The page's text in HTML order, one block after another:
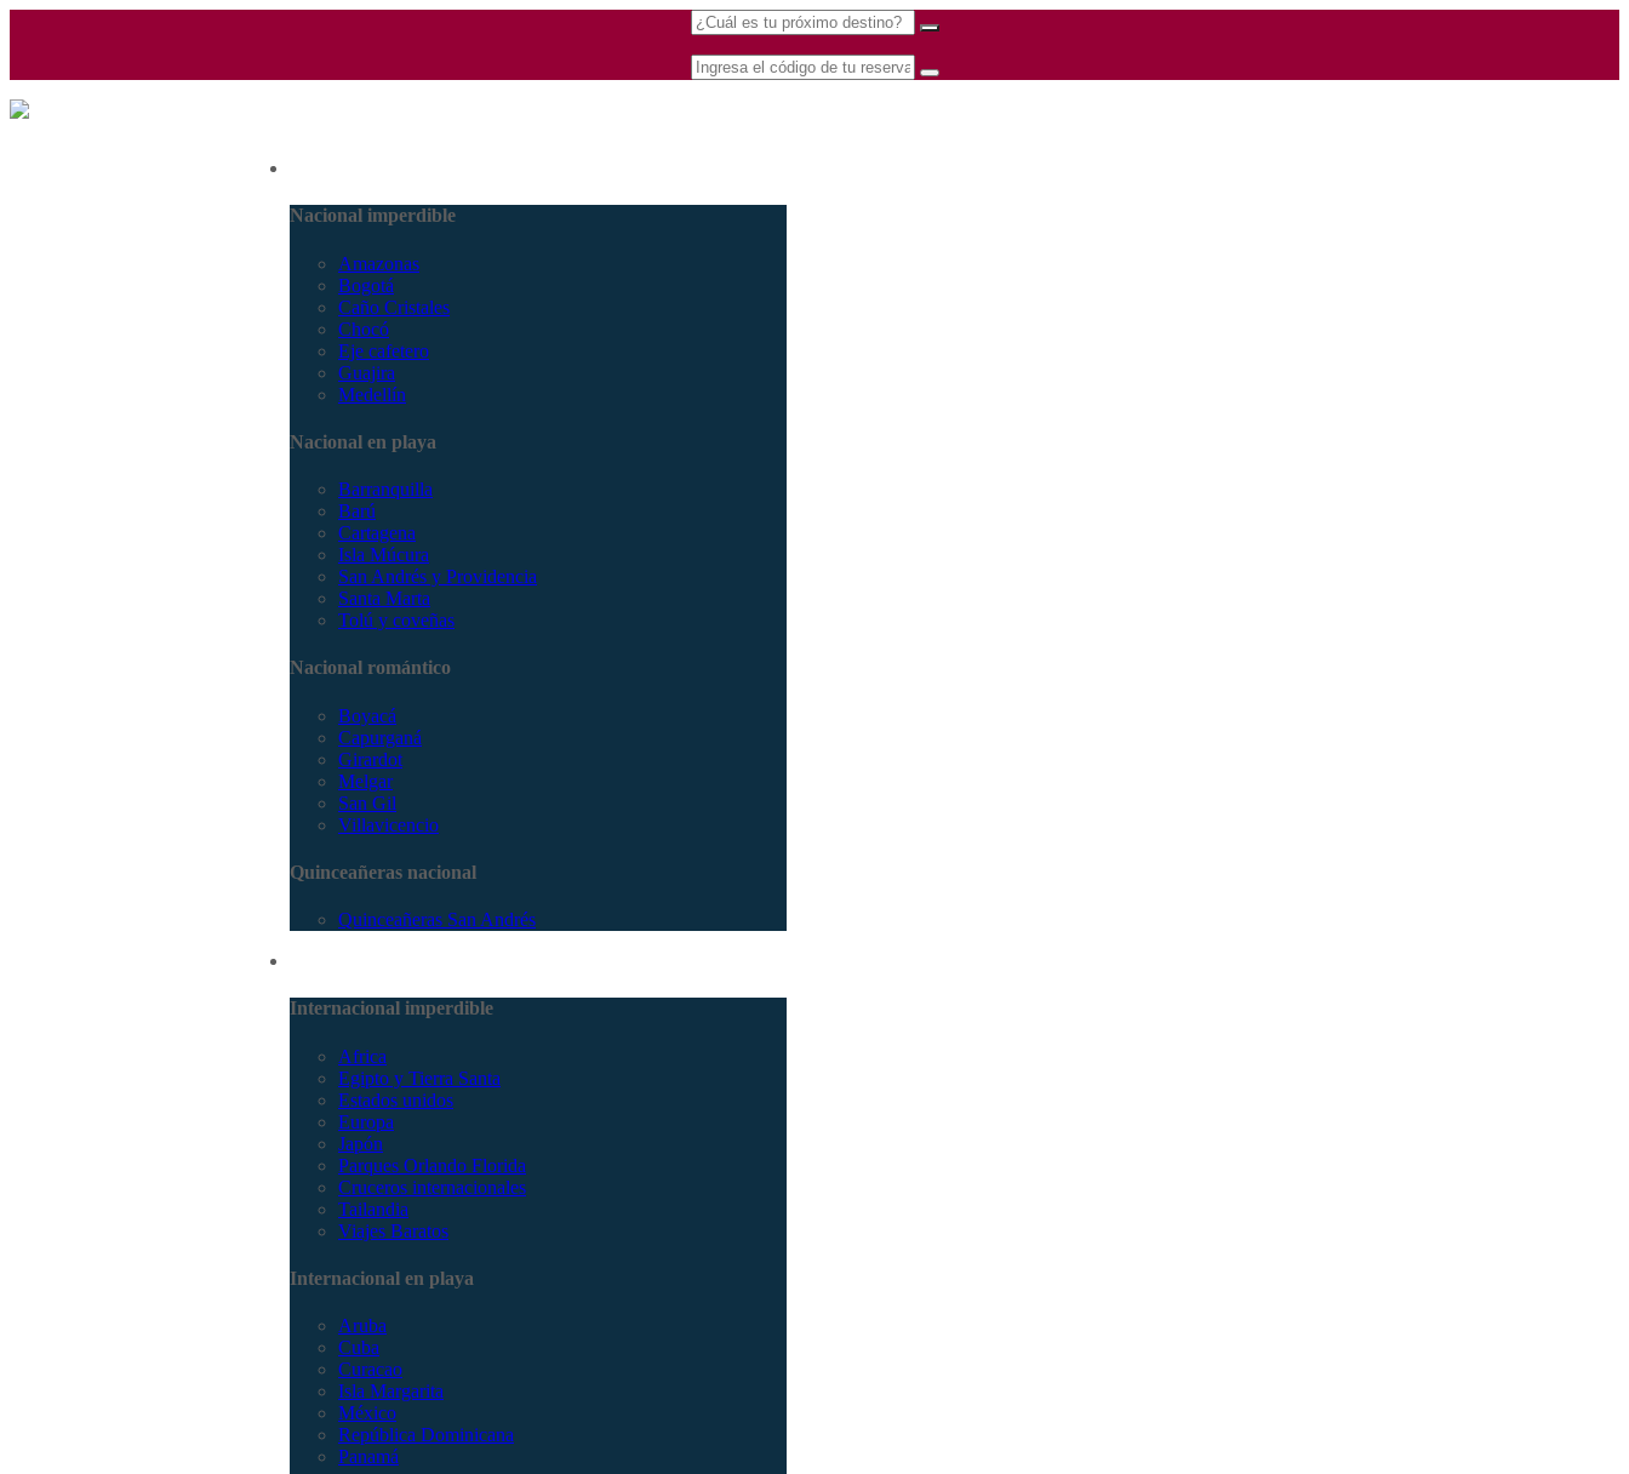
Nacional imperdible
Amazonas
Bogotá
Caño Cristales
Chocó
Eje cafetero
Guajira
Medellín
Nacional en playa
Barranquilla
Barú
Cartagena
Isla Múcura
San Andrés y Providencia
Santa Marta
Tolú y coveñas
Nacional romántico
Boyacá
Capurganá
Girardot
Melgar
San Gil
Villavicencio
Quinceañeras nacional
Quinceañeras San Andrés
Internacional imperdible
Africa
Egipto y Tierra Santa
Estados unidos
Europa
Japón
Parques Orlando Florida
Cruceros internacionales
Tailandia
Viajes Baratos
Internacional en playa
Aruba
Cuba
Curacao
Isla Margarita
México
República Dominicana
Panamá